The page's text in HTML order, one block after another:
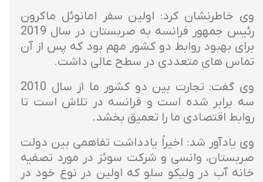
وی خاطرنشان کرد: اولین سفر امانوئل ماکرون
رئیس جمهور فرانسه به صربستان در سال 2019
برای بهبود روابط دو کشور مهم بود که پس از آن
تماس های متعددی در سطح عالی داشت.
وی گفت: تجارت بین دو کشور ما از سال 2010
سه برابر شده است و فرانسه در تلاش است تا
روابط اقتصادی ما را تعمیق بخشد.
وی یادآور شد: اخیراً یادداشت تفاهمی بین دولت
صربستان، وانسی و شرکت سوئز در مورد تصفیه
خانه آب در ولیکو سلو که اولین در نوع خود در